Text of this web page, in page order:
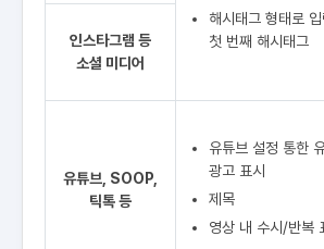
해시태그 형태로 입
첫 번째 해시태그
인스타그램 등
소셜 미디어
유튜브, SOOP,
틱톡 등
유튜브 설정 통한
광고 표시
제목
영상 내 수시/반복